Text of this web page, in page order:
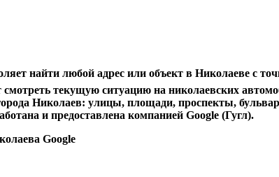
найти любой адрес или объект в Николаеве с
смотреть текущую ситуацию на николаевских
Николаев: улицы, площади, проспекты,
и предоставлена компанией Google (Гугл).
Google